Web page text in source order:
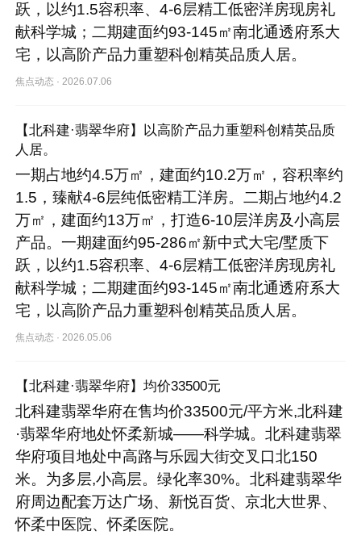
跃，以约1.5容积率、4-6层精工低密洋房现房礼
献科学城；二期建面约93-145㎡南北通透府系大
宅，以高阶产品力重塑科创精英品质人居。
焦点动态 ·2026.07.06
【北科建·翡翠华府】以高阶产品力重塑科创精英品质
人居。
一期占地约4.5万㎡，建面约10.2万㎡，容积率约
1.5，臻献4-6层纯低密精工洋房。二期占地约4.2
万㎡，建面约13万㎡，打造6-10层洋房及小高层
产品。一期建面约95-286㎡新中式大宅/墅质下
跃，以约1.5容积率、4-6层精工低密洋房现房礼
献科学城；二期建面约93-145㎡南北通透府系大
宅，以高阶产品力重塑科创精英品质人居。
焦点动态 ·2026.05.06
【北科建·翡翠华府】均价33500元
北科建翡翠华府在售均价33500元/平方米,北科建
·翡翠华府地处怀柔新城——科学城。北科建翡翠
华府项目地处中高路与乐园大街交叉口北150
米。为多层,小高层。绿化率30%。北科建翡翠华
府周边配套万达广场、新悦百货、京北大世界、
怀柔中医院、怀柔医院。